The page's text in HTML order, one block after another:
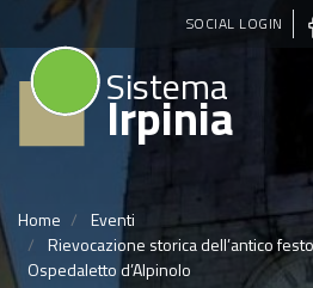
Salta
SOCIAL LOGIN
Sistema
Irpinia
Home
Eventi
Rievocazione storica dell’antico
Ospedaletto d’Alpinolo